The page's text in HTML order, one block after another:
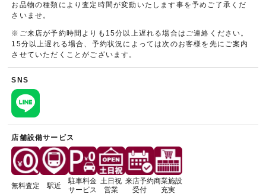
お品物の種類により査定時間が変動いたします事を予めご了承くだ
さいませ。
※ご来店が予約時間よりも15分以上遅れる場合はご連絡ください。
15分以上遅れる場合、予約状況によっては次のお客様を先にご案内
させていただくことがございます。
SNS
店舗設備サービス
無料査定 駅近
駐車料金
サービス
土日祝
営業
来店予約
受付
商業施設
充実